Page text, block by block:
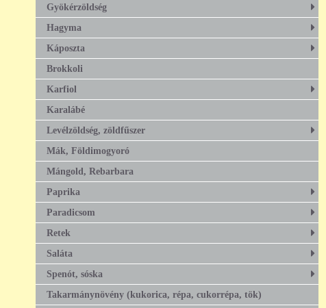
Gyökérzöldség
Hagyma
Káposzta
Brokkoli
Karfiol
Karalábé
Levélzöldség, zöldfűszer
Mák, Földimogyoró
Mángold, Rebarbara
Paprika
Paradicsom
Retek
Saláta
Spenót, sóska
Takarmánynövény (kukorica, répa, cukorrépa, tök)